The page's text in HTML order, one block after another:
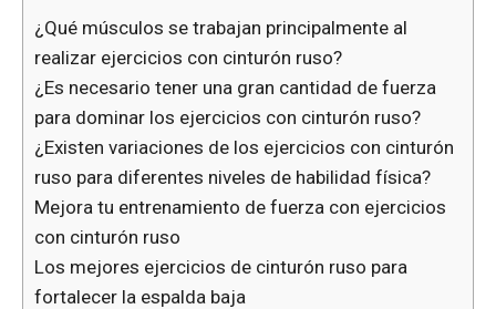
¿Qué músculos se trabajan principalmente al
realizar ejercicios con cinturón ruso?
¿Es necesario tener una gran cantidad de fuerza
para dominar los ejercicios con cinturón ruso?
¿Existen variaciones de los ejercicios con cinturón
ruso para diferentes niveles de habilidad física?
Mejora tu entrenamiento de fuerza con ejercicios
con cinturón ruso
Los mejores ejercicios de cinturón ruso para
fortalecer la espalda baja